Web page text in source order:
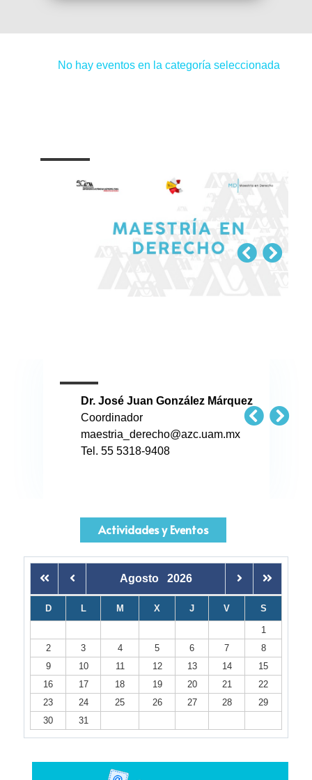
No hay eventos en la categoría seleccionada
Dr. José Juan González Márquez
Coordinador
maestria_derecho@azc.uam.mx
Tel. 55 5318-9408
Actividades y Eventos
Agosto 2026
D L M X J V S
1
2
3 4 5 6 7
8
9
10 11 12 13 14
15
16
17 18 19 20 21
22
23
24 25 26 27 28
29
30
31